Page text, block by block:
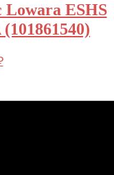
ESHS